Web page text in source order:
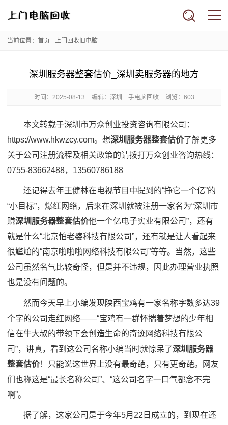
当前位置： 首页 - 上门回收旧电脑
深圳服务器整套估价_深圳卖服务器的地方
时间： 2025-08-13 编辑：深圳二手电脑回收 浏览：603
本文转载于深圳市万众创业投资咨询有限公司：
https://www.hkwzcy.com。想深圳服务器整套估价了解更多
关于公司注册流程及相关政策的请拨打万众创业咨询热线：
0755-83662488，13560786188
还记得去年王健林在电视节目中提到的“挣它一个亿”的
“小目标”，爆红网络，后来在深圳就被注册一家名为“深圳市
赚深圳服务器整套估价他一个亿电子实业有限公司”，还有
就是什么“北京怕老婆科技有限公司”，还有就是让人看起来
很尴尬的“南京啪啪啪网络科技有限公司”等等。当然，这些
公司虽然名气比较奇怪，但是并不违规，因此办理营业执照
也是没有问题的。
然而今天早上小编发现陕西宝鸡有一家名称字数多达39
个字的公司走红网络——“宝鸡有一群怀揣着梦想的少年相
信在牛大叔的带领下会创造生命的奇迹网络科技有限公
司”，讲真，看到这公司名称小编当时就惊呆了深圳服务器
整套估价！只能说这世界上没有最奇葩，只有更奇葩。网友
们也称这是“最长名称公司”、“这公司名字一口气都念不完
啊”。
据了解，这家公司是于今年5月22日成立的，到现在还